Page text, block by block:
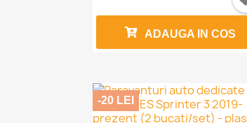
ADAUGA IN COS
-20 LEI